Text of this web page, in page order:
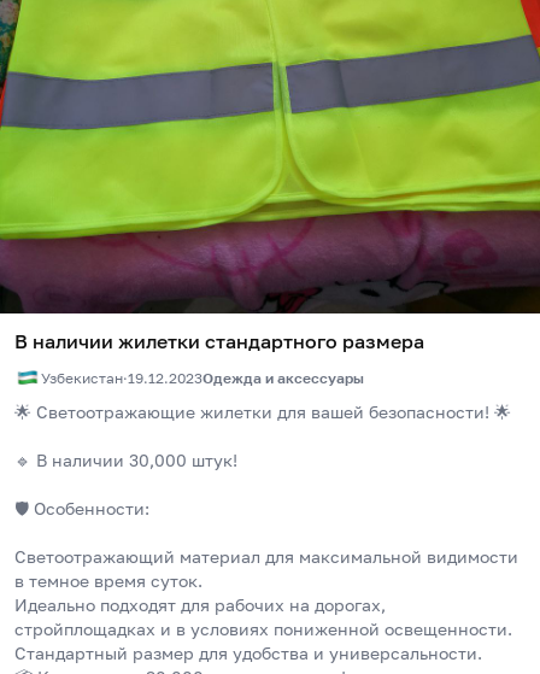
В наличии жилетки стандартного размера
Узбекистан·19.12.2023Одежда и аксессуары
🌟 Светоотражающие жилетки для вашей безопасности! 🌟
🔹 В наличии 30,000 штук!
🛡️ Особенности:
Светоотражающий материал для максимальной видимости
в темное время суток.
Идеально подходят для рабочих на дорогах,
стройплощадках и в условиях пониженной освещенности.
Стандартный размер для удобства и универсальности.